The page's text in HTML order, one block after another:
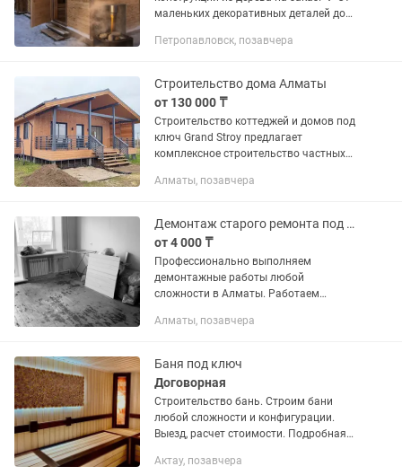
маленьких декоративных деталей до
террас и мебели. Каждая работа
Петропавловск, позавчера
Строительство дома Алматы
от 130 000 ₸
Строительство коттеджей и домов под
ключ Grand Stroy предлагает
комплексное строительство частных
небольших загородных домов до
постоянного...
Алматы, позавчера
Демонтаж старого ремонта под ключ
от 4 000 ₸
Профессионально выполняем
демонтажные работы любой
сложности в Алматы. Работаем
техники безопасности.
реконструкцию или...
Алматы, позавчера
Баня под ключ
Договорная
Строительство бань. Строим бани
любой сложности и конфигурации.
Выезд, расчет стоимости. Подробная
оборудования и отделочных
Актау, позавчера